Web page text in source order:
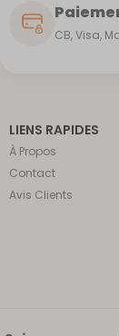
CB, Visa,
LIENS RAPIDES
À Propos
Contact
Avis Clients